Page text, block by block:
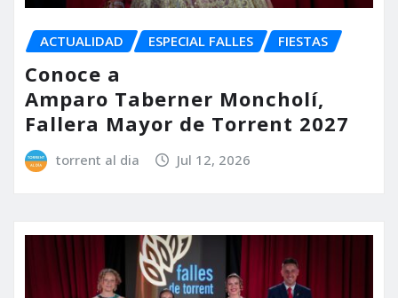
ACTUALIDAD ESPECIAL FALLES FIESTAS
Conoce a
Amparo Taberner Moncholí,
Fallera Mayor de Torrent 2027
torrent al dia Jul 12, 2026